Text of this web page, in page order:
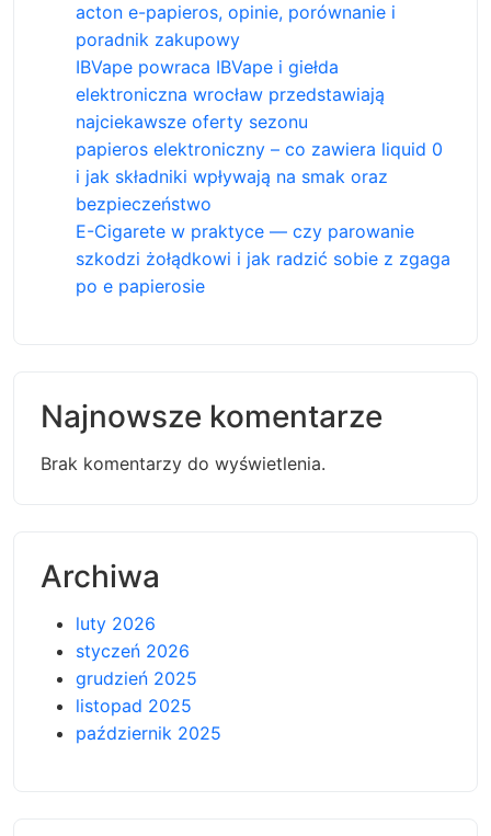
acton e-papieros, opinie, porównanie i
poradnik zakupowy
IBVape powraca IBVape i giełda
elektroniczna wrocław przedstawiają
najciekawsze oferty sezonu
papieros elektroniczny – co zawiera liquid 0
i jak składniki wpływają na smak oraz
bezpieczeństwo
E-Cigarete w praktyce — czy parowanie
szkodzi żołądkowi i jak radzić sobie z zgaga
po e papierosie
Najnowsze komentarze
Brak komentarzy do wyświetlenia.
Archiwa
luty 2026
styczeń 2026
grudzień 2025
listopad 2025
październik 2025